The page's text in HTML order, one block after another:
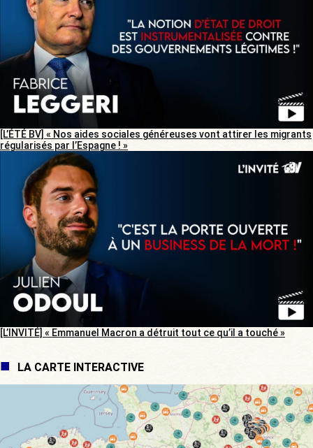
[L’ÉTÉ BV] « Nos aides sociales généreuses vont attirer les migrants
régularisés par l’Espagne ! »
[L’INVITÉ] « Emmanuel Macron a détruit tout ce qu’il a touché »
LA CARTE INTERACTIVE